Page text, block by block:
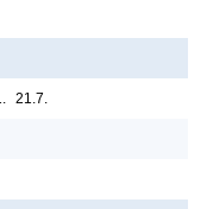
21.7.